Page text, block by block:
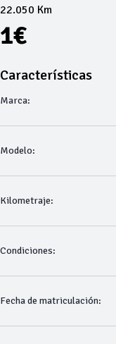
22.050 Km
1€
Características
Marca:
Modelo:
Kilometraje:
Condiciones:
Fecha de matriculación: